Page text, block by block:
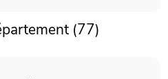
(77)